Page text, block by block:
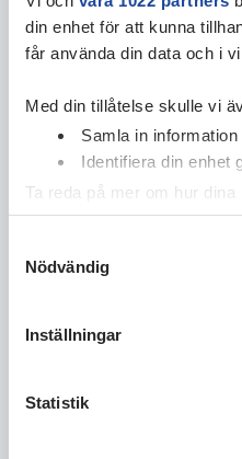
din enhet för att kunna
får använda din data och i
Med din tillåtelse skulle vi
Samla in
Identifiera din enhet
Ta reda på mer om hur
cookie-förklaringen.
Vi använder
Nödvändig
Inställningar
Statistik